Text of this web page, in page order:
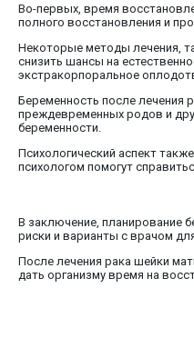
Во-первых, время
полного восстановления и
Некоторые методы лечения,
снизить шансы на
экстракорпоральное
Беременность после лечения
преждевременных родов и
беременности.
Психологический аспект
психологом помогут
В заключение, планирование
риски и варианты с врачом
После лечения рака шейки
дать организму время на